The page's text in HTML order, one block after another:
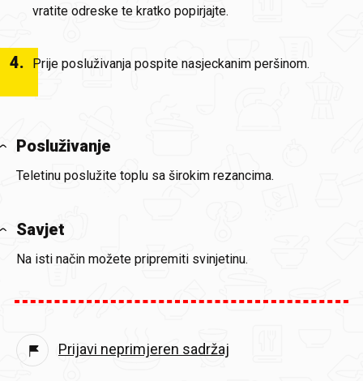
vratite odreske te kratko popirjajte.
4. Prije posluživanja pospite nasjeckanim peršinom.
Posluživanje
Teletinu poslužite toplu sa širokim rezancima.
Savjet
Na isti način možete pripremiti svinjetinu.
Prijavi neprimjeren sadržaj